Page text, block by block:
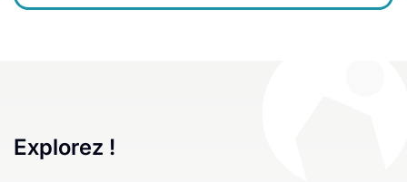
Explorez !